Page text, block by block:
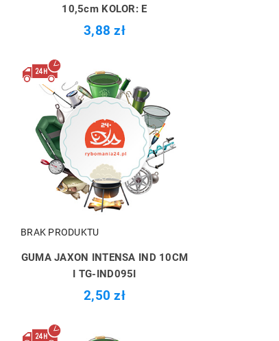
10,5cm KOLOR: E
3,88 zł
BRAK PRODUKTU
GUMA JAXON INTENSA IND 10CM
I TG-IND095I
2,50 zł